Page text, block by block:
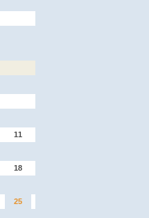
11
18
25